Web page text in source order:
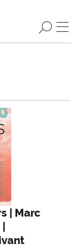
| Marc